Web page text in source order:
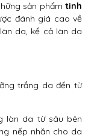
sản phẩm tinh
đánh giá cao về
da, kể cả làn da
trắng da đến từ
làn da từ sâu bên
nếp nhăn cho da